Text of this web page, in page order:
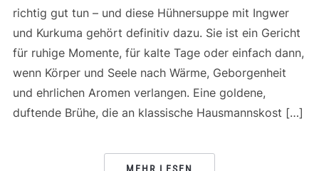
richtig gut tun – und diese Hühnersuppe mit Ingwer
und Kurkuma gehört definitiv dazu. Sie ist ein Gericht
für ruhige Momente, für kalte Tage oder einfach dann,
wenn Körper und Seele nach Wärme, Geborgenheit
und ehrlichen Aromen verlangen. Eine goldene,
duftende Brühe, die an klassische Hausmannskost […]